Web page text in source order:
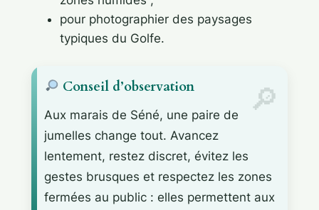
pour photographier des paysages
typiques du Golfe.
Conseil d’observation
Aux marais de Séné, une paire de
jumelles change tout. Avancez
lentement, restez discret, évitez les
gestes brusques et respectez les zones
fermées au public : elles permettent aux